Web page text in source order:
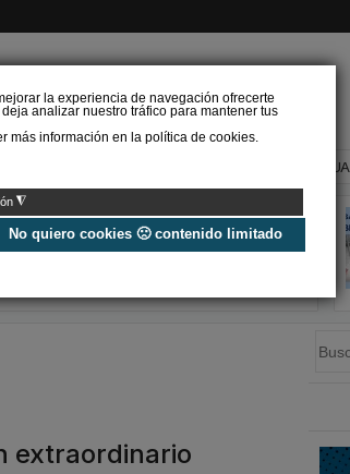
la experiencia de navegación ofrecerte
analizar nuestro tráfico para mantener tus
más información en la política de cookies.
◮
No quiero cookies 🙁 contenido limitado
BAÑO Y AGUA
Verifactu en
climatización: qué le va a
exigir la ley a tu
extraordinario
u
r